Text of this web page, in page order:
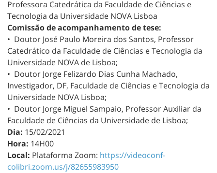
Professora Catedrática da Faculdade de Ciências e
Tecnologia da Universidade NOVA Lisboa
Comissão de acompanhamento de tese:
• Doutor José Paulo Moreira dos Santos, Professor
Catedrático da Faculdade de Ciências e Tecnologia da
Universidade NOVA de Lisboa;
• Doutor Jorge Felizardo Dias Cunha Machado,
Investigador, DF, Faculdade de Ciências e Tecnologia da
Universidade NOVA Lisboa;
• Doutor Jorge Miguel Sampaio, Professor Auxiliar da
Faculdade de Ciências da Universidade de Lisboa;
Dia: 15/02/2021
Hora: 14H00
Local: Plataforma Zoom: https://videoconf-
colibri.zoom.us/j/82655983950